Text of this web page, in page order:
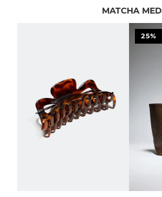
MATCHA MED
25%